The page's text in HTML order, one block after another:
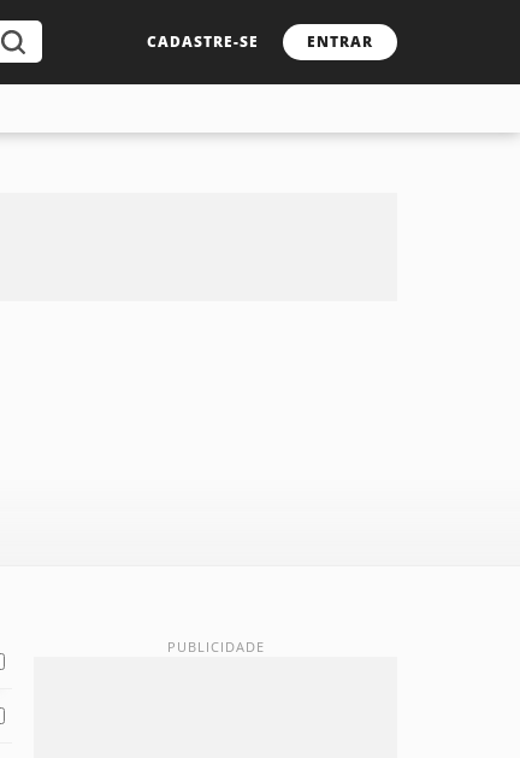
CADASTRE-SE ENTRAR